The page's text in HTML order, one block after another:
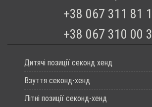
+38 067 311 81
+38 067 310 00
Дитячі позиції секонд хенд
Взуття секонд-хенд
Літні позиції секонд-хенд